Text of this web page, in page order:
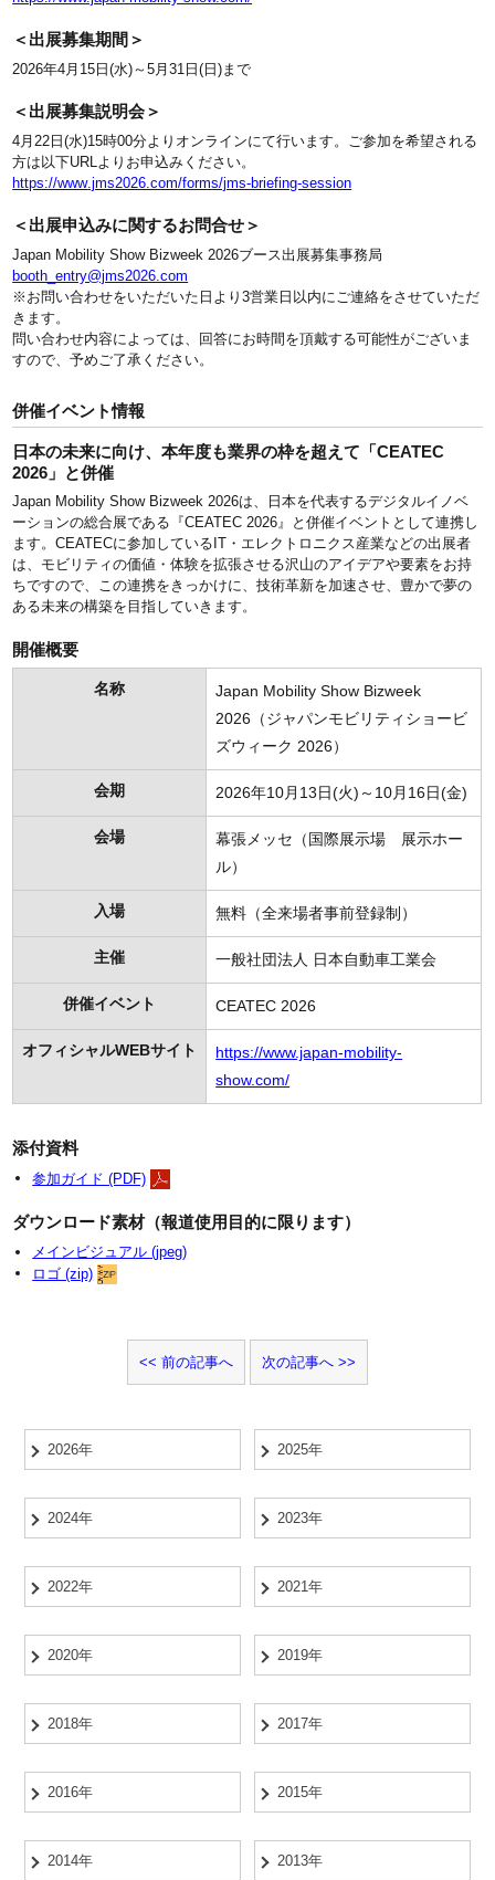
＜出展募集期間＞
2026年4月15日(水)～5月31日(日)まで
＜出展募集説明会＞
4月22日(水)15時00分よりオンラインにて行います。ご参加を希望される
方は以下URLよりお申込みください。
https://www.jms2026.com/forms/jms-briefing-session
＜出展申込みに関するお問合せ＞
Japan Mobility Show Bizweek 2026ブース出展募集事務局
booth_entry@jms2026.com
※お問い合わせをいただいた日より3営業日以内にご連絡をさせていただ
きます。
問い合わせ内容によっては、回答にお時間を頂戴する可能性がございま
すので、予めご了承ください。
併催イベント情報
日本の未来に向け、本年度も業界の枠を超えて「CEATEC
2026」と併催
Japan Mobility Show Bizweek 2026は、日本を代表するデジタルイノベ
ーションの総合展である『CEATEC 2026』と併催イベントとして連携し
ます。CEATECに参加しているIT・エレクトロニクス産業などの出展者
は、モビリティの価値・体験を拡張させる沢山のアイデアや要素をお持
ちですので、この連携をきっかけに、技術革新を加速させ、豊かで夢の
ある未来の構築を目指していきます。
開催概要
名称
Japan Mobility Show Bizweek
2026（ジャパンモビリティショービ
ズウィーク 2026）
会期 2026年10月13日(火)～10月16日(金)
会場
幕張メッセ（国際展示場 展示ホー
ル）
入場 無料（全来場者事前登録制）
主催 一般社団法人 日本自動車工業会
併催イベント CEATEC 2026
オフィシャルWEBサイト
https://www.japan-mobility-
show.com/
添付資料
参加ガイド (PDF)
ダウンロード素材（報道使用目的に限ります）
メインビジュアル (jpeg)
ロゴ (zip)
前の記事へ 次の記事へ
2026年 2025年
2024年 2023年
2022年 2021年
2020年 2019年
2018年 2017年
2016年 2015年
2014年 2013年